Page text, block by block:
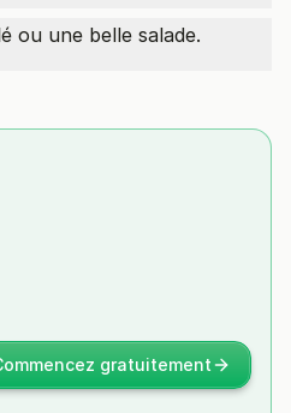
ou une belle salade.
gratuitement